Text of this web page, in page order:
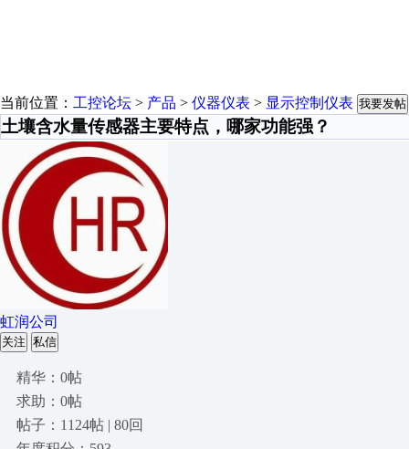
当前位置： 工控论坛 > 产品 > 仪器仪表 > 显示控制仪表 我要发帖
土壤含水量传感器主要特点，哪家功能强？
虹润公司
关注 私信
精华：0帖
求助：0帖
帖子：1124帖 | 80回